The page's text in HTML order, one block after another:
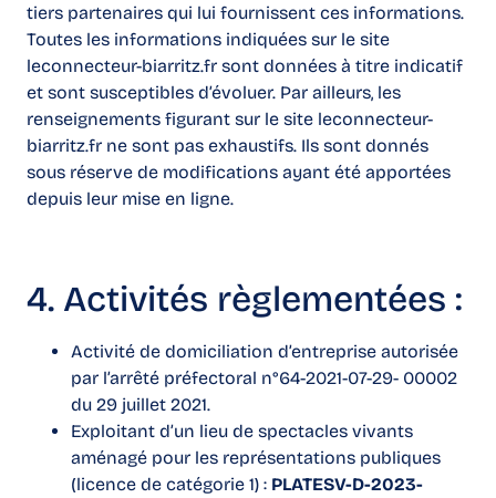
tiers partenaires qui lui fournissent ces informations.
Toutes les informations indiquées sur le site
leconnecteur-biarritz.fr sont données à titre indicatif
et sont susceptibles d’évoluer. Par ailleurs, les
renseignements figurant sur le site leconnecteur-
biarritz.fr ne sont pas exhaustifs. Ils sont donnés
sous réserve de modifications ayant été apportées
depuis leur mise en ligne.
4. Activités règlementées :
Activité de domiciliation d’entreprise autorisée
par l’arrêté préfectoral n°64-2021-07-29- 00002
du 29 juillet 2021.
Exploitant d’un lieu de spectacles vivants
aménagé pour les représentations publiques
(licence de catégorie 1) : PLATESV-D-2023-